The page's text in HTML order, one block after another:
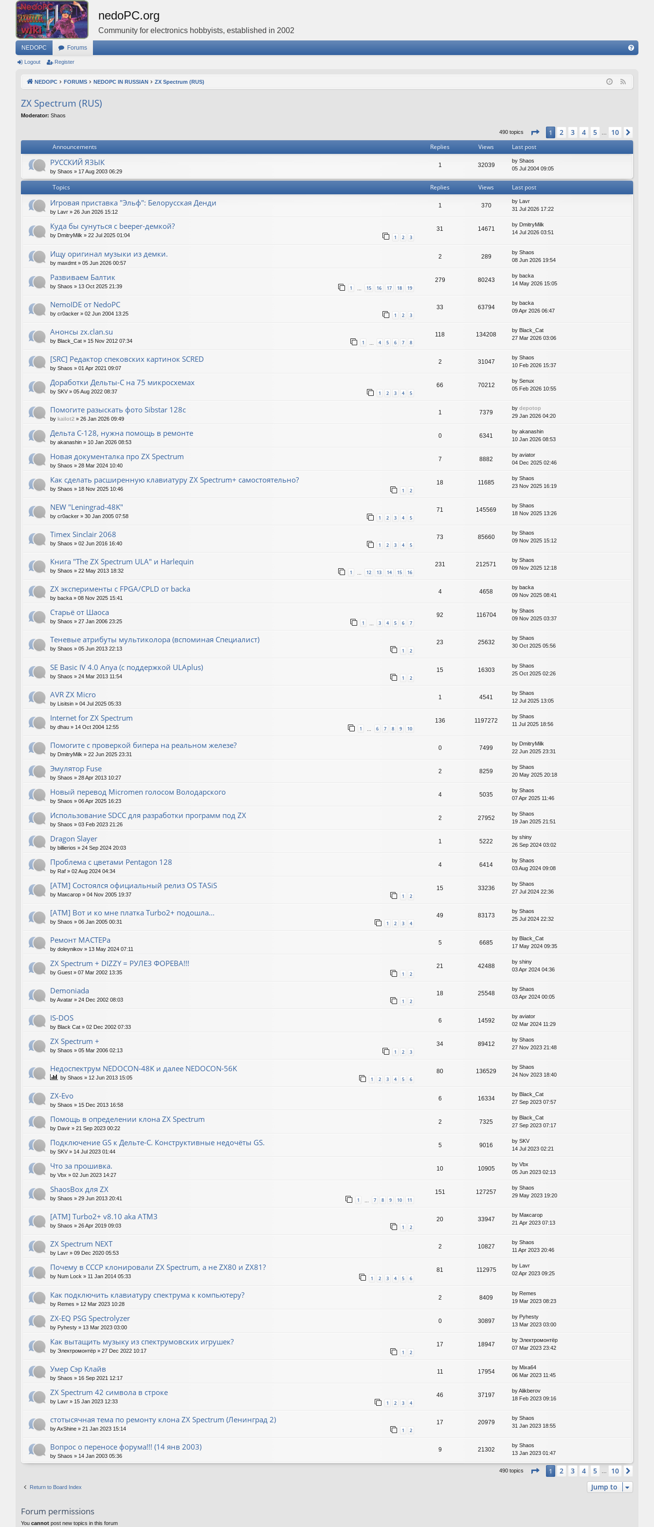
nedoPC.org
Community for electronics hobbyists, established in 2002
NEDOPC Forums
Q
Logout Register
NEDOPC FORUMS NEDOPC IN RUSSIAN ZX Spectrum (RUS)
ZX Spectrum (RUS)
Moderator: Shaos
490 topics Page 1of10
1 2 3 4 5 … 10
Announcements Replies Views Last post
РУССКИЙ ЯЗЫК
by Shaos » 17 Aug 2003 06:29
1 32039
by Shaos
05 Jul 2004 09:05
Topics Replies Views Last post
Игровая приставка "Эльф": Белорусская Денди
by Lavr » 26 Jun 2026 15:12
1 370
by Lavr
31 Jul 2026 17:22
Куда бы сунуться с beeper-демкой?
by DmitryMilk » 22 Jul 2025 01:04 1 2 3
31 14671
by DmitryMilk
14 Jul 2026 03:51
Ищу оригинал музыки из демки.
by maxdmt » 05 Jun 2026 00:57
2 289
by Shaos
08 Jun 2026 19:54
Развиваем Балтик
by Shaos » 13 Oct 2025 21:39 1 15 16 17 18 19
279 80243
by backa
14 May 2026 15:05
NemoIDE от NedoPC
by cr0acker » 02 Jun 2004 13:25 1 2 3
33 63794
by backa
09 Apr 2026 06:47
Анонсы zx.clan.su
by Black_Cat » 15 Nov 2012 07:34 1 4 5 6 7 8
118 134208
by Black_Cat
27 Mar 2026 03:06
[SRC] Редактор спековских картинок SCRED
by Shaos » 01 Apr 2021 09:07
2 31047
by Shaos
10 Feb 2026 15:37
Доработки Дельты-С на 75 микросхемах
by SKV » 05 Aug 2022 08:37 1 2 3 4 5
66 70212
by Senux
05 Feb 2026 10:55
Помогите разыскать фото Sibstar 128с
by kailot2 » 26 Jan 2026 09:49
1 7379
by depotop
29 Jan 2026 04:20
Дельта С-128, нужна помощь в ремонте
by akanashin » 10 Jan 2026 08:53
0 6341
by akanashin
10 Jan 2026 08:53
Новая документалка про ZX Spectrum
by Shaos » 28 Mar 2024 10:40
7 8882
by aviator
04 Dec 2025 02:46
Как сделать расширенную клавиатуру ZX Spectrum+ самостоятельно?
by Shaos » 18 Nov 2025 10:46 1 2
18 11685
by Shaos
23 Nov 2025 16:19
NEW "Leningrad-48K"
by cr0acker » 30 Jan 2005 07:58 1 2 3 4 5
71 145569
by Shaos
18 Nov 2025 13:26
Timex Sinclair 2068
by Shaos » 02 Jun 2016 16:40 1 2 3 4 5
73 85660
by Shaos
09 Nov 2025 15:12
Книга "The ZX Spectrum ULA" и Harlequin
by Shaos » 22 May 2013 18:32 1 … 12 13 14 15 16
231 212571
by Shaos
09 Nov 2025 12:18
ZX эксперименты с FPGA/CPLD от backa
by backa » 08 Nov 2025 15:41
4 4658
by backa
09 Nov 2025 08:41
Старьё от Шаоса
by Shaos » 27 Jan 2006 23:25 1 … 3 4 5 6 7
92 116704
by Shaos
09 Nov 2025 03:37
Теневые атрибуты мультиколора (вспоминая Специалист)
by Shaos » 05 Jun 2013 22:13 1 2
23 25632
by Shaos
30 Oct 2025 05:56
SE Basic IV 4.0 Anya (с поддержкой ULAplus)
by Shaos » 24 Mar 2013 11:54 1 2
15 16303
by Shaos
25 Oct 2025 02:26
AVR ZX Micro
by Lisitsin » 04 Jul 2025 05:33
1 4541
by Shaos
12 Jul 2025 13:05
Internet for ZX Spectrum
by dhau » 14 Oct 2004 12:55 1 6 7 8 9 10
136 1197272
by Shaos
11 Jul 2025 18:56
Помогите с проверкой бипера на реальном железе?
by DmitryMilk » 22 Jun 2025 23:31
0 7499
by DmitryMilk
22 Jun 2025 23:31
Эмулятор Fuse
by Shaos » 28 Apr 2013 10:27
2 8259
by Shaos
20 May 2025 20:18
Новый перевод Micromen голосом Володарского
by Shaos » 06 Apr 2025 16:23
4 5035
by Shaos
07 Apr 2025 11:46
Использование SDCC для разработки программ под ZX
by Shaos » 03 Feb 2023 21:26
2 27952
by Shaos
19 Jan 2025 21:51
Dragon Slayer
by billierios » 24 Sep 2024 20:03
1 5222
by shiny
26 Sep 2024 03:02
Проблема с цветами Pentagon 128
by Raf » 02 Aug 2024 04:34
4 6414
by Shaos
03 Aug 2024 09:08
[ATM] Состоялся официальный релиз OS TASiS
by Максагор » 04 Nov 2005 19:37 1 2
15 33236
by Shaos
27 Jul 2024 22:36
[ATM] Вот и ко мне платка Turbo2+ подошла...
by Shaos » 06 Jan 2005 00:31 1 2 3 4
49 83173
by Shaos
25 Jul 2024 22:32
Ремонт МАСТЕРа
by doleynikov » 13 May 2024 07:11
5 6685
by Black_Cat
17 May 2024 09:35
ZX Spectrum + DIZZY = РУЛЕЗ ФОРЕВА!!!
by Guest » 07 Mar 2002 13:35 1 2
21 42488
by shiny
03 Apr 2024 04:36
Demoniada
byAvatar » 24 Dec 2002 08:03 1 2
18 25548
by Shaos
03 Apr 2024 00:05
IS-DOS
by Black Cat » 02 Dec 2002 07:33
6 14592
by aviator
02 Mar 2024 11:29
ZX Spectrum +
by Shaos » 05 Mar 2006 02:13 1 2 3
34 89412
by Shaos
27 Nov 2023 21:48
Недоспектрум NEDOCON-48K и далее NEDOCON-56K
by Shaos » 12 Jun 2013 15:05 1 2 3 4 5 6
80 136529
by Shaos
24 Nov 2023 18:40
ZX-Evo
by Shaos » 15 Dec 2013 16:58
6 16334
by Black_Cat
27 Sep 2023 07:57
Помощь в определении клона ZX Spectrum
by Davir » 21 Sep 2023 00:22
2 7325
by Black_Cat
27 Sep 2023 07:17
Подключение GS к Дельте-С. Конструктивные недочёты GS.
by SKV » 14 Jul 2023 01:44
5 9016
by SKV
14 Jul 2023 02:21
Что за прошивка.
by Vbx » 02 Jun 2023 14:27
10 10905
by Vbx
05 Jun 2023 02:13
ShaosBox для ZX
by Shaos » 29 Jun 2013 20:41 1 … 7 8 9 10 11
151 127257
by Shaos
29 May 2023 19:20
[ATM] Turbo2+ v8.10 aka ATM3
by Shaos » 26 Apr 2019 09:03 1 2
20 33947
by Максагор
21 Apr 2023 07:13
ZX Spectrum NEXT
by Lavr » 09 Dec 2020 05:53
2 10827
by Shaos
11 Apr 2023 20:46
Почему в СССР клонировали ZX Spectrum, а не ZX80 и ZX81?
by Num Lock » 11 Jan 2014 05:33 1 2 3 4 5 6
81 112975
by Lavr
02 Apr 2023 09:25
Как подключить клавиатуру спектрума к компьютеру?
by Remes » 12 Mar 2023 10:28
2 8409
by Remes
19 Mar 2023 08:23
ZX-EQ PSG Spectrolyzer
by Pyhesty » 13 Mar 2023 03:00
0 30897
by Pyhesty
13 Mar 2023 03:00
Как вытащить музыку из спектрумовских игрушек?
by Электромонтёр » 27 Dec 2022 10:17 1 2
17 18947
by Электромонтёр
07 Mar 2023 23:42
Умер Сэр Клайв
by Shaos » 16 Sep 2021 12:17
11 17954
by Mixa64
06 Mar 2023 11:45
ZX Spectrum 42 символа в строке
by Lavr » 15 Jan 2023 12:33 1 2 3 4
46 37197
byAlikberov
18 Feb 2023 09:16
стотысячная тема по ремонту клона ZX Spectrum (Ленинград 2)
byAxShine » 21 Jan 2023 15:14 1 2
17 20979
by Shaos
31 Jan 2023 18:55
Вопрос о переносе форума!!! (14 янв 2003)
by Shaos » 14 Jan 2003 05:36
9 21302
by Shaos
13 Jan 2023 01:47
490 topics Page 1of10
1 2 3 4 5 10
Return to Board Index Jump to
Forum permissions
You cannot post new topics in this forum